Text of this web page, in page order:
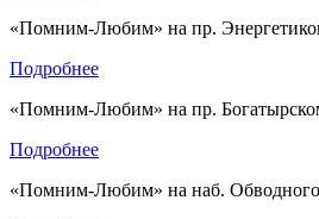
«Помним-Любим» на пр.
Подробнее
«Помним-Любим» на пр.
Подробнее
«Помним-Любим» на наб. Обводного